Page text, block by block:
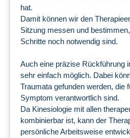
hat.
Damit können wir den
Sitzung messen und
Schritte noch notwendig sind.
Auch eine präzise Rückführung
sehr einfach möglich. Dabei
Traumata gefunden werden, die
Symptom verantwortlich sind.
Da Kinesiologie mit allen
kombinierbar ist, kann der
persönliche Arbeitsweise